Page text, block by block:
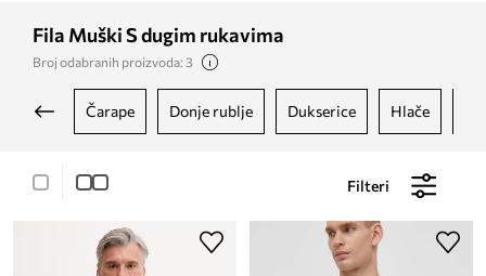
Fila Muški S dugim rukavima
Broj odabranih proizvoda: 3
čarape donje rublje dukserice hlače
Filteri